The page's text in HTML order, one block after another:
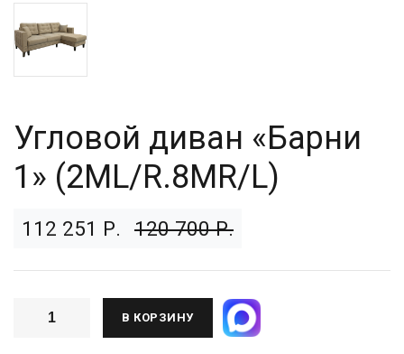
Угловой диван «Барни
1» (2ML/R.8MR/L)
112 251 Р. 120 700 Р.
В КОРЗИНУ